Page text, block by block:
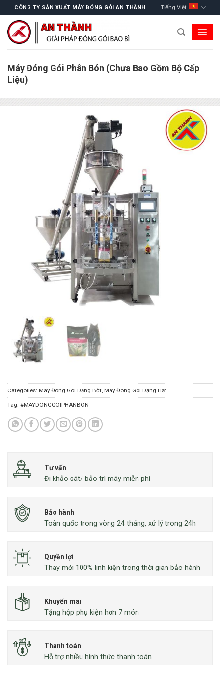
to
content
CÔNG TY SẢN XUẤT MÁY ĐÓNG GÓI AN THÀNH Tiếng Việt
Máy Đóng Gói Phân Bón (Chưa Bao Gồm Bộ Cấp
Liệu)
Categories: Máy Đóng Gói Dạng Bột Máy Đóng Gói Dạng Hạt
Tag: #MAYDONGGOIPHANBON
Tư vấn
Đi khảo sát/ bảo trì máy miễn phí
Bảo hành
Toàn quốc trong vòng 24 tháng, xử lý trong 24h
Quyền lợi
Thay mới 100% linh kiện trong thời gian bảo hành
Khuyến mãi
Tặng hộp phụ kiện hơn 7 món
Thanh toán
Hỗ trợ nhiều hình thức thanh toán